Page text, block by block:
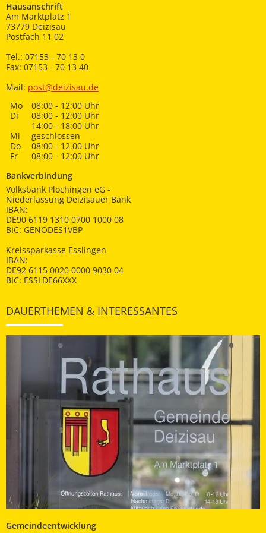
Hausanschrift
Am Marktplatz 1
73779 Deizisau
Postfach 11 02
Tel.: 07153 - 70 13 0
Fax: 07153 - 70 13 40
Mail: post@deizisau.de
Mo
08:00 - 12:00 Uhr
Di
08:00 - 12:00 Uhr
14:00 - 18:00 Uhr
Mi
geschlossen
Do
08:00 - 12.00 Uhr
Fr
08:00 - 12:00 Uhr
Bankverbindung
Volksbank Plochingen eG -
Niederlassung Deizisauer Bank
IBAN:
DE90 6119 1310 0700 1000 08
BIC: GENODES1VBP
Kreissparkasse Esslingen
IBAN:
DE92 6115 0020 0000 9030 04
BIC: ESSLDE66XXX
DAUERTHEMEN & INTERESSANTES
Gemeindeentwicklung